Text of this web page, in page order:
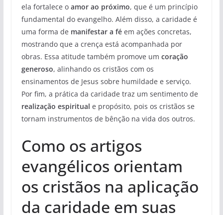
ela fortalece o amor ao próximo, que é um princípio
fundamental do evangelho. Além disso, a caridade é
uma forma de manifestar a féem ações concretas,
mostrando que a crença está acompanhada por
obras. Essa atitude também promove um coração
generoso, alinhando os cristãos com os
ensinamentos de Jesus sobre humildade e serviço.
Por fim, a prática da caridade traz um sentimento de
realização espiritual e propósito, pois os cristãos se
tornam instrumentos de bênção na vida dos outros.
Como os artigos
evangélicos orientam
os cristãos na aplicação
da caridade em suas